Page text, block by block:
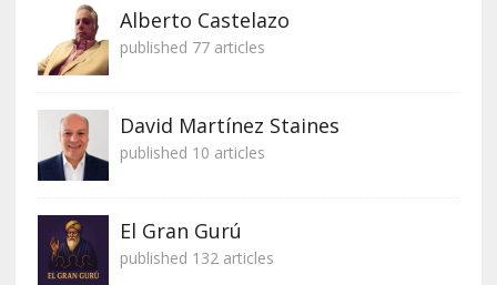
Alberto Castelazo
published 77 articles
David Martínez Staines
published 10 articles
El Gran Gurú
published 132 articles